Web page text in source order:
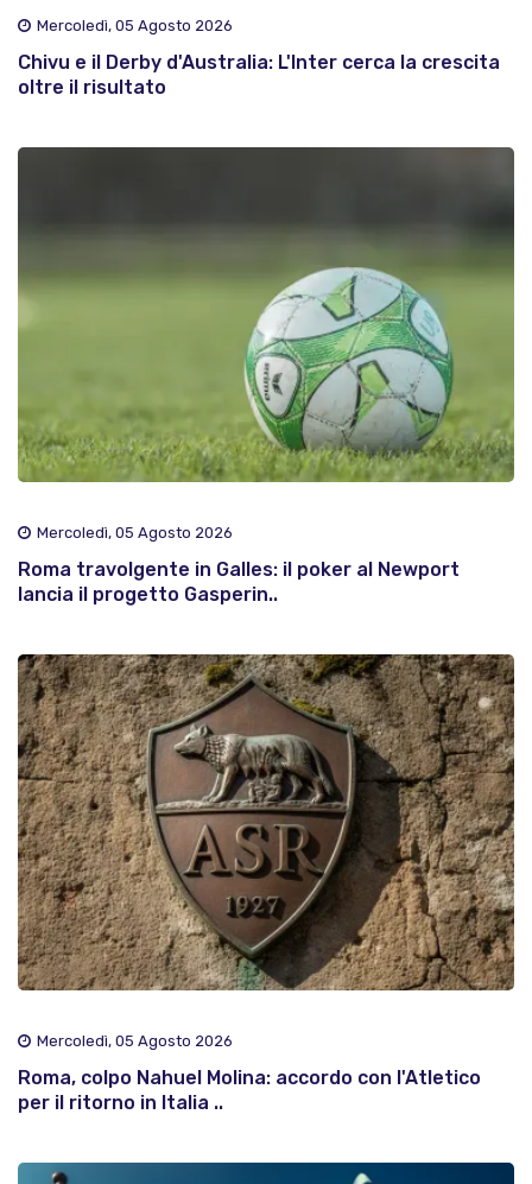
Mercoledì, 05 Agosto 2026
Chivu e il Derby d'Australia: L'Inter cerca la crescita
oltre il risultato
Mercoledì, 05 Agosto 2026
Roma travolgente in Galles: il poker al Newport
lancia il progetto Gasperin..
Mercoledì, 05 Agosto 2026
Roma, colpo Nahuel Molina: accordo con l'Atletico
per il ritorno in Italia ..